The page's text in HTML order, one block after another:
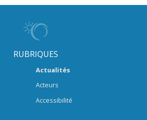
RUBRIQUES
Actualités
Acteurs
Accessibilité